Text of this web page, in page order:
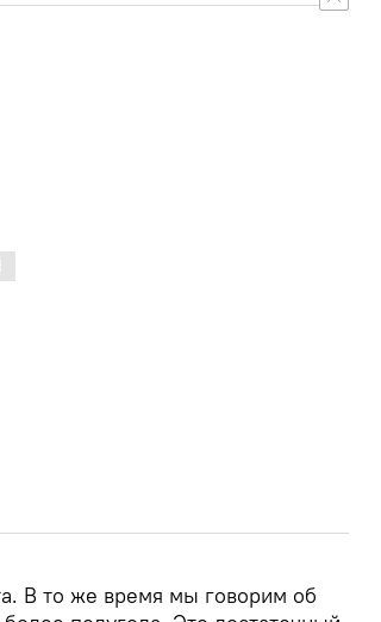
В то же время мы говорим об